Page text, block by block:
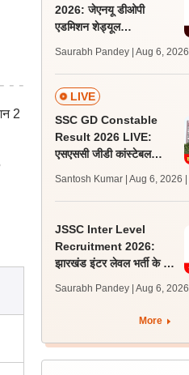
2
2026: जेएनयू डीओपी
एडमिशन शेड्यूल
24 अगस्त को जारी होगी मेरिट
लिस्ट
Saurabh Pandey | Aug 6, 2026
LIVE
SSC GD Constable
Result 2026 LIVE:
एसएससी जीडी कांस्टेबल
लेटेस्ट अपडेट, स्कोरकार्ड लिंक
Santosh Kumar | Aug 6, 2026
JSSC Inter Level
Recruitment 2026:
झारखंड इंटर लेवल भर्ती के लिए
Saurabh Pandey | Aug 6, 2026
More